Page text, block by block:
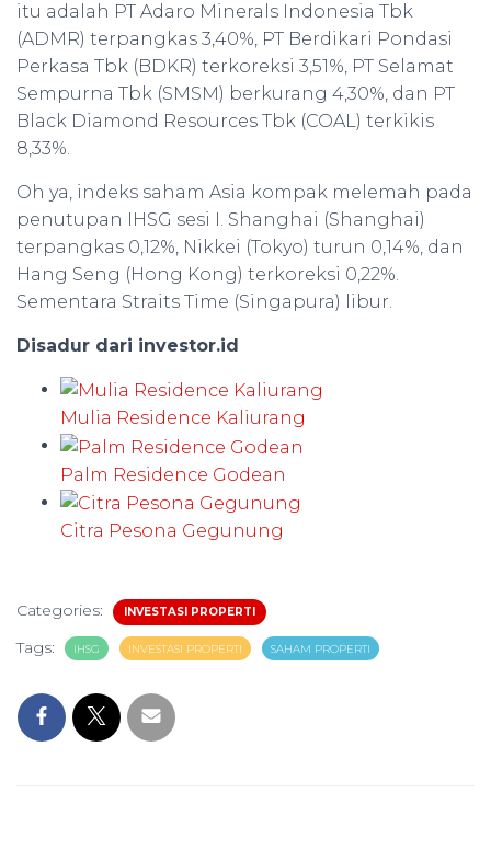
itu adalah PT Adaro Minerals Indonesia Tbk
(ADMR) terpangkas 3,40%, PT Berdikari Pondasi
Perkasa Tbk (BDKR) terkoreksi 3,51%, PT Selamat
Sempurna Tbk (SMSM) berkurang 4,30%, dan PT
Black Diamond Resources Tbk (COAL) terkikis
8,33%.
Oh ya, indeks saham Asia kompak melemah pada
penutupan IHSG sesi I. Shanghai (Shanghai)
terpangkas 0,12%, Nikkei (Tokyo) turun 0,14%, dan
Hang Seng (Hong Kong) terkoreksi 0,22%.
Sementara Straits Time (Singapura) libur.
Disadur dari investor.id
Mulia Residence Kaliurang
Palm Residence Godean
Citra Pesona Gegunung
Categories: INVESTASI PROPERTI
Tags: IHSG INVESTASI PROPERTI SAHAM PROPERTI